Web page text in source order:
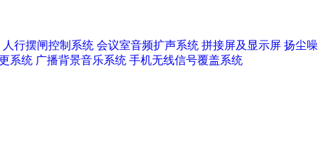
人行摆闸控制系统 会议室音频扩声系统 拼接屏及显示屏 扬尘噪
系统 广播背景音乐系统 手机无线信号覆盖系统